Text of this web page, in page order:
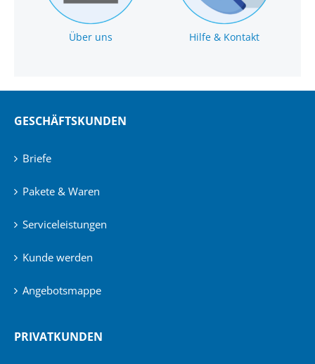
Über uns Hilfe & Kontakt
GESCHÄFTSKUNDEN
Briefe
Pakete & Waren
Serviceleistungen
Kunde werden
Angebotsmappe
PRIVATKUNDEN